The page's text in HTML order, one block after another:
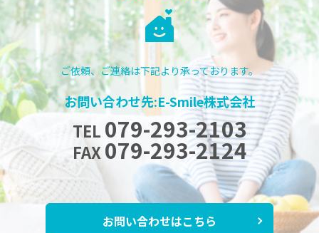
ご依頼、ご連絡は下記より承っております。
お問い合わせ先:E-Smile株式会社
TEL 079-293-2103
FAX 079-293-2124
お問い合わせはこちら